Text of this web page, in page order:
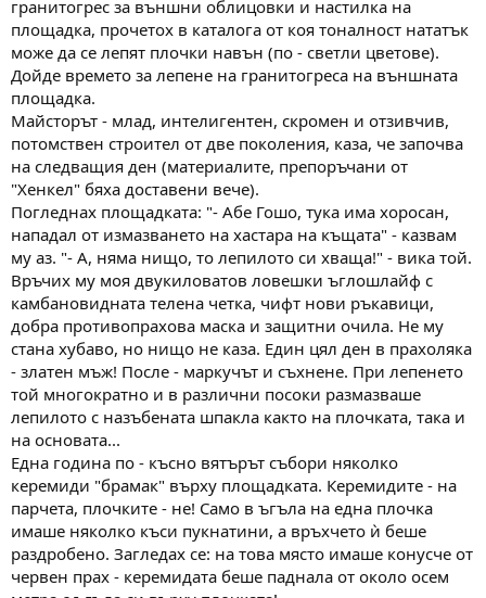
гранитогрес за външни облицовки и настилка на
площадка, прочетох в каталога от коя тоналност нататък
може да се лепят плочки навън (по - светли цветове).
Дойде времето за лепене на гранитогреса на външната
площадка.
Майсторът - млад, интелигентен, скромен и отзивчив,
потомствен строител от две поколения, каза, че започва
на следващия ден (материалите, препоръчани от
"Хенкел" бяха доставени вече).
Погледнах площадката: "- Абе Гошо, тука има хоросан,
нападал от измазването на хастара на къщата" - казвам
му аз. "- А, няма нищо, то лепилото си хваща!" - вика той.
Връчих му моя двукиловатов ловешки ъглошлайф с
камбановидната телена четка, чифт нови ръкавици,
добра противопрахова маска и защитни очила. Не му
стана хубаво, но нищо не каза. Един цял ден в прахоляка
- златен мъж! После - маркучът и съхнене. При лепенето
той многократно и в различни посоки размазваше
лепилото с назъбената шпакла както на плочката, така и
на основата...
Една година по - късно вятърът събори няколко
керемиди "брамак" върху площадката. Керемидите - на
парчета, плочките - не! Само в ъгъла на една плочка
имаше няколко къси пукнатини, а връхчето ѝ беше
раздробено. Загледах се: на това място имаше конусче от
червен прах - керемидата беше паднала от около осем